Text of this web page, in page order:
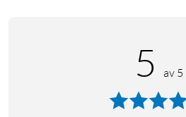
5 av 5